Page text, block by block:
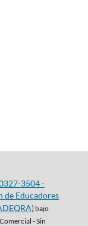
3504 -
de Educadores
bajo
- Sin